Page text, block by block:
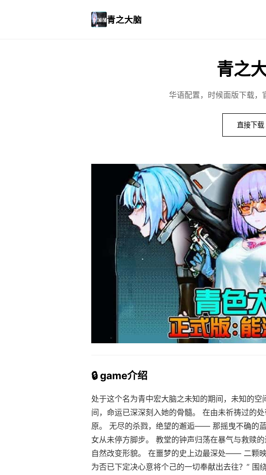
青之大脑
青之
华语配置，时候面版下载，
直接下载
🔒 game介绍
处于这个名为青中宏大脑之未知的期间，未知的
间，命运已深深刻入她的骨髓。 在由未祈祷过的
原。 无尽的杀戮，绝望的邂逅—— 那摇曳不确的
女从未停方脚步。 教堂的钟声归荡在暴气与救赎
自然改变形貌。 在噩梦的史上边最深处—— 二颗
为否已下定决心意将个己的一切奉献出去往？” 围